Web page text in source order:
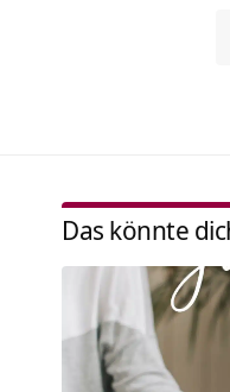
Das könnte